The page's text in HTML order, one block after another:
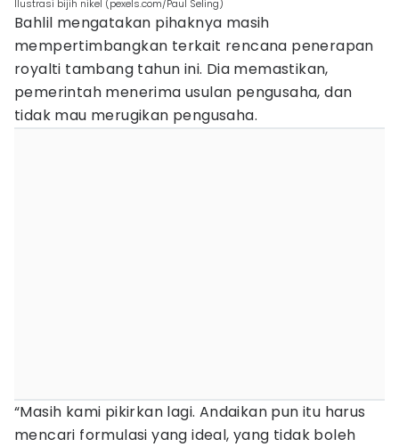
Ilustrasi bijih nikel (pexels.com/Paul Seling)
Bahlil mengatakan pihaknya masih
mempertimbangkan terkait rencana penerapan
royalti tambang tahun ini. Dia memastikan,
pemerintah menerima usulan pengusaha, dan
tidak mau merugikan pengusaha.
“Masih kami pikirkan lagi. Andaikan pun itu harus
mencari formulasi yang ideal, yang tidak boleh